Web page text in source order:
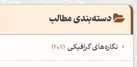
دسته‌بندی مطالب
نگاره‌های گرافیکی 207